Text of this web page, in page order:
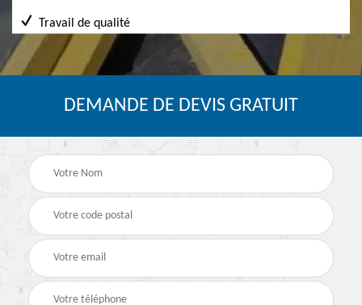
Travail de qualité
DEMANDE DE DEVIS GRATUIT